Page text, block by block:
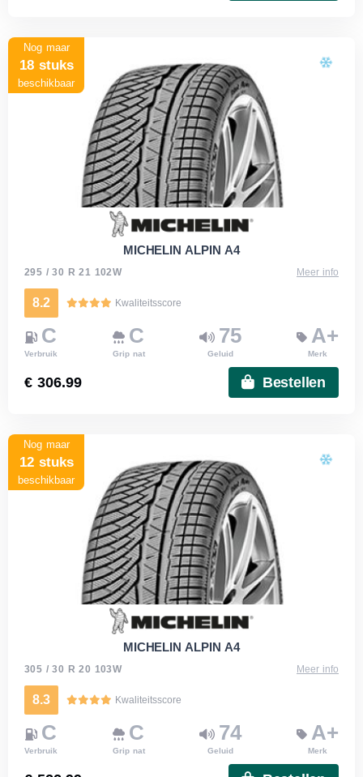
Nog maar
18 stuks
beschikbaar
MICHELIN ALPIN A4
295 / 30 R 21 102W Meer info
8.2 Kwaliteitsscore
C
Verbruik
C
Grip nat
75
Geluid
A+
Merk
€ 306.99 Bestellen
Nog maar
12 stuks
beschikbaar
MICHELIN ALPIN A4
305 / 30 R 20 103W Meer info
8.3 Kwaliteitsscore
C
Verbruik
C
Grip nat
74
Geluid
A+
Merk